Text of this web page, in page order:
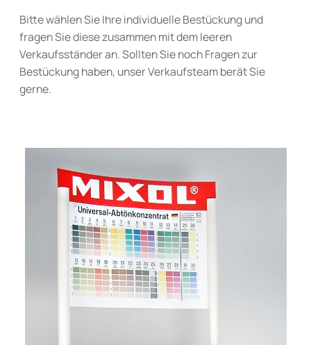
Bitte wählen Sie Ihre individuelle Bestückung und
fragen Sie diese zusammen mit dem leeren
Verkaufsständer an. Sollten Sie noch Fragen zur
Bestückung haben, unser Verkaufsteam berät Sie
gerne.